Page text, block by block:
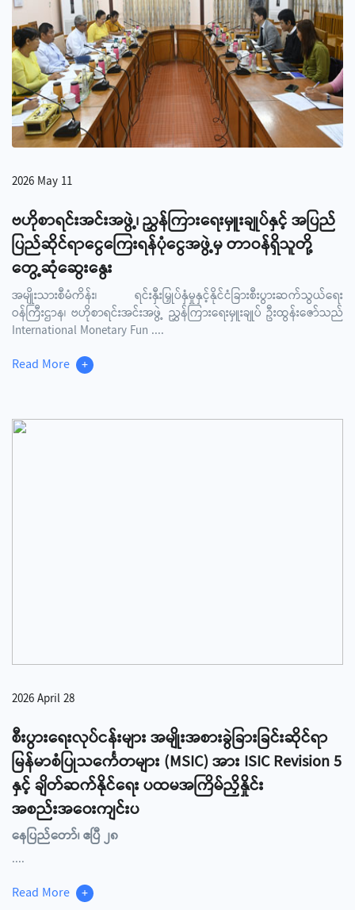
2026 May 11
ဗဟိုစာရင်းအင်းအဖွဲ့၊ ညွှန်ကြားရေးမှူးချုပ်နှင့် အပြည်
ပြည်ဆိုင်ရာငွေကြေးရန်ပုံငွေအဖွဲ့မှ တာဝန်ရှိသူတို့
တွေ့ဆုံဆွေးနွေး
အမျိုးသားစီမံကိန်း၊ ရင်းနှီးမြှုပ်နှံမှုနှင့်နိုင်ငံခြားစီးပွားဆက်သွယ်ရေး
ဝန်ကြီးဌာန၊ ဗဟိုစာရင်းအင်းအဖွဲ့ ညွှန်ကြားရေးမှူးချုပ် ဦးထွန်းဇော်သည်
International Monetary Fun ....
Read More +
2026 April 28
စီးပွားရေးလုပ်ငန်းများ အမျိုးအစားခွဲခြားခြင်းဆိုင်ရာ
မြန်မာစံပြုသင်္ကေတများ (MSIC) အား ISIC Revision 5
နှင့် ချိတ်ဆက်နိုင်ရေး ပထမအကြိမ်ညှိနှိုင်း
အစည်းအဝေးကျင်းပ
နေပြည်တော်၊ ဧပြီ ၂၈
....
Read More +